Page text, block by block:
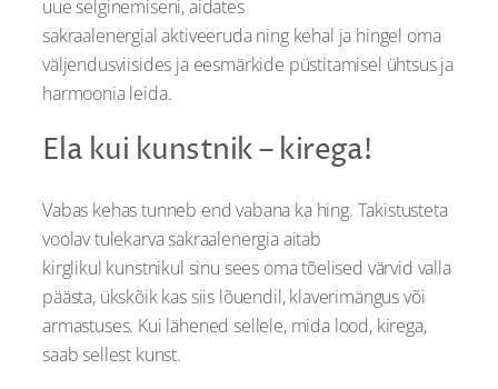
uue selginemiseni, aidates
sakraalenergial aktiveeruda ning kehal ja hingel oma
väljendusviisides ja eesmärkide püstitamisel ühtsus ja
harmoonia leida.
Ela kui kunstnik – kirega!
Vabas kehas tunneb end vabana ka hing. Takistusteta
voolav tulekarva sakraalenergia aitab
kirglikul kunstnikul sinu sees oma tõelised värvid valla
päästa, ükskõik kas siis lõuendil, klaverimängus või
armastuses. Kui lähened sellele, mida lood, kirega,
saab sellest kunst.